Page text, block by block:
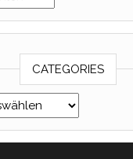
CATEGORIES